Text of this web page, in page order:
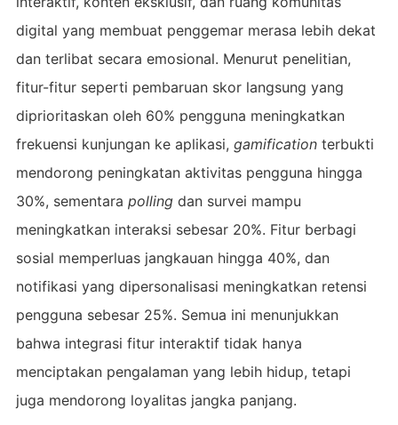
digital yang membuat penggemar merasa lebih dekat
dan terlibat secara emosional. Menurut penelitian,
fitur-fitur seperti pembaruan skor langsung yang
diprioritaskan oleh 60% pengguna meningkatkan
frekuensi kunjungan ke aplikasi, gamificationterbukti
mendorong peningkatan aktivitas pengguna hingga
30%, sementara polling dan survei mampu
meningkatkan interaksi sebesar 20%. Fitur berbagi
sosial memperluas jangkauan hingga 40%, dan
notifikasi yang dipersonalisasi meningkatkan retensi
pengguna sebesar 25%. Semua ini menunjukkan
bahwa integrasi fitur interaktif tidak hanya
menciptakan pengalaman yang lebih hidup, tetapi
juga mendorong loyalitas jangka panjang.